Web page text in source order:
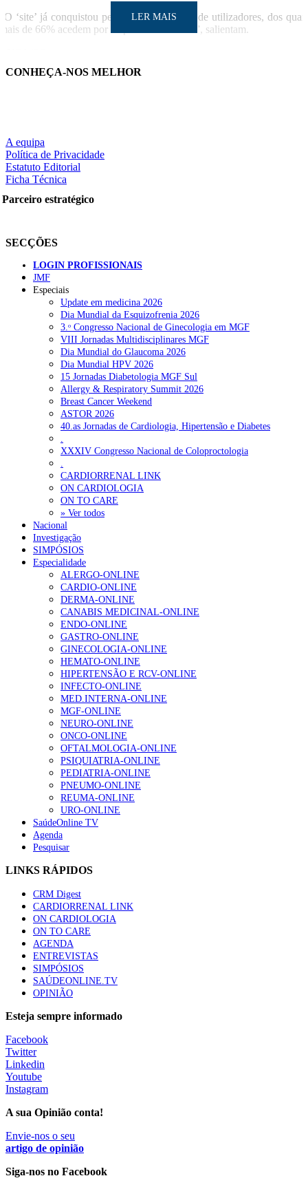
“O ‘site’ já conquistou perto de meio milhão de utilizadores, dos quais
mais de 66% acedem por dispositivos móveis”, salientam.
Partilhe nas redes sociais:
NOTÍCIAS RECENTES
Quase 11.900 jovens recorreram aos cheques psicólogo e
nutricionista no primeiro mês 7 de Agosto, 2026
ULS de Coimbra estreia cirurgia endoscópica do ouvido com
apoio robótico em Portugal 7 de Agosto, 2026
Enfermeiros exigem esclarecimentos sobre eventual gestão
privada da ULS do Algarve 7 de Agosto, 2026
Ordem dos Médicos alerta para riscos no novo sistema de acesso
a consultas e cirurgias 7 de Agosto, 2026
Portugal está a formar os médicos de que precisa? 6 de Agosto,
2026
NOTÍCIAS MAIS LIDAS
Enfermagem Forense. “Da urgência ao tribunal, cada
gesto conta e cada profissional faz a diferença”
202 visualizações
Alguns milhares de utentes podem ficar sem médico de
família com nova regras do registo, alerta associação
155 visualizações
1.º Episódio do Podcast “Frequência Cardio – Sintoniza-
te na Insuficiência Cardíaca” da Bayer
99 visualizações
“Os programas de rastreio do cancro do pulmão são
custo-efetivos e representam um investimento
sustentável para os sistemas de saúde”
88 visualizações
Quase quatro em cada dez doentes com enfarte
apresentavam níveis elevados de Lp(a), revela estudo
Trodelvy aprovado para primeira linha no cancro da
mama triplo negativo metastático em doentes não
elegíveis para inibidores PD-(L)1
61 visualizações
MAIS NOTÍCIAS
nutricionista no primeiro mês
7 Ago, 2026
apoio robótico em Portugal
7 Ago, 2026 |0 Comments
LER MAIS
CONHEÇA-NOS MELHOR
A equipa
Política de Privacidade
Estatuto Editorial
Ficha Técnica
Parceiro estratégico
SECÇÕES
LOGIN PROFISSIONAIS
JMF
Especiais
Update em medicina 2026
Dia Mundial da Esquizofrenia 2026
3.ᵒ Congresso Nacional de Ginecologia em MGF
VIII Jornadas Multidisciplinares MGF
Dia Mundial do Glaucoma 2026
Dia Mundial HPV 2026
15 Jornadas Diabetologia MGF Sul
Allergy & Respiratory Summit 2026
Breast Cancer Weekend
ASTOR 2026
40.as Jornadas de Cardiologia, Hipertensão e Diabetes
.
XXXIV Congresso Nacional de Coloproctologia
.
CARDIORRENAL LINK
ON CARDIOLOGIA
ON TO CARE
» Ver todos
Nacional
Investigação
SIMPÓSIOS
Especialidade
ALERGO-ONLINE
CARDIO-ONLINE
DERMA-ONLINE
CANABIS MEDICINAL-ONLINE
ENDO-ONLINE
GASTRO-ONLINE
GINECOLOGIA-ONLINE
HEMATO-ONLINE
HIPERTENSÃO E RCV-ONLINE
INFECTO-ONLINE
MED.INTERNA-ONLINE
MGF-ONLINE
NEURO-ONLINE
ONCO-ONLINE
OFTALMOLOGIA-ONLINE
PSIQUIATRIA-ONLINE
PEDIATRIA-ONLINE
PNEUMO-ONLINE
REUMA-ONLINE
URO-ONLINE
SaúdeOnline TV
Agenda
Pesquisar
LINKS RÁPIDOS
CRM Digest
CARDIORRENAL LINK
ON CARDIOLOGIA
ON TO CARE
AGENDA
ENTREVISTAS
SIMPÓSIOS
SAÚDEONLINE.TV
OPINIÃO
Esteja sempre informado
Facebook
Twitter
Linkedin
Youtube
Instagram
A sua Opinião conta!
Envie-nos o seu
artigo de opinião
Siga-nos no Facebook